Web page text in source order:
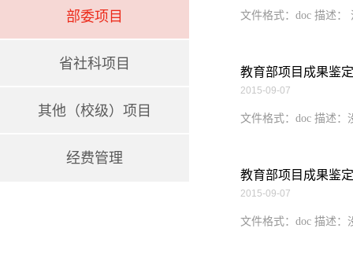
部委项目
省社科项目
其他（校级）项目
经费管理
文件格式：doc 描述：
教育部项目成果鉴
2015-09-07
文件格式：doc 描述：
教育部项目成果鉴
2015-09-07
文件格式：doc 描述：